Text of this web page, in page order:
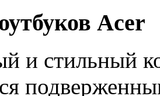
Acer
и стильный